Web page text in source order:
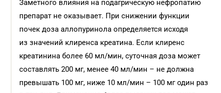
Заметного влияния на подагрическую нефропатию
препарат не оказывает. При снижении функции
почек доза аллопуринола определяется исходя
из значений клиренса креатина. Если клиренс
креатинина более 60 мл/мин, суточная доза может
составлять 200 мг, менее 40 мл/мин – не должна
превышать 100 мг, ниже 10 мл/мин – 100 мг один раз